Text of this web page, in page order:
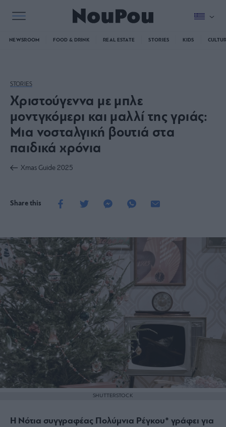
NEWSROOM FOOD & DRINK REAL ESTATE STORIES KIDS
STORIES
Χριστούγεννα με μπλε
μοντγκόμερι και μαλλί της γριάς:
Μια νοσταλγική βουτιά στα
παιδικά χρόνια
Xmas Guide 2025
Share this
SHUTTERSTOCK
Η Νότια συγγραφέας Πολύμνια Ρέγκου* γράφει για